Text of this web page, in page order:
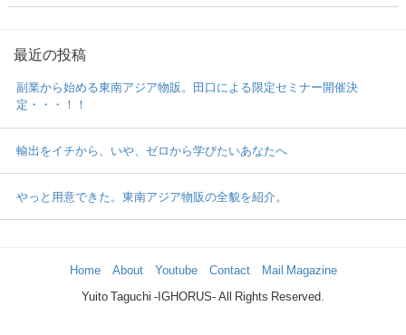
最近の投稿
副業から始める東南アジア物販。田口による限定セミナー開催決
定・・・！！
輸出をイチから、いや、ゼロから学びたいあなたへ
やっと用意できた。東南アジア物販の全貌を紹介。
Home About Youtube Contact Mail Magazine
Yuito Taguchi -IGHORUS- All Rights Reserved.